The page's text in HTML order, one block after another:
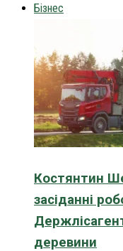
Бізнес
Костянтин
засіданні
деревини